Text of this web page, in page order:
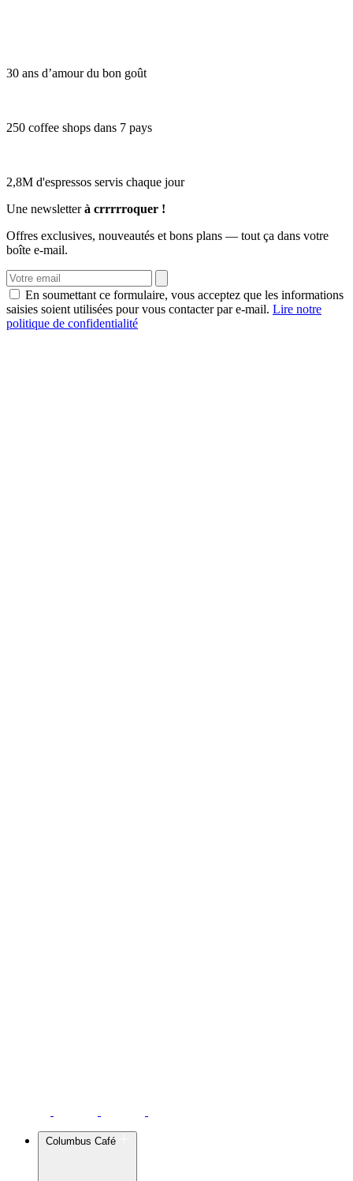
30 ans d’amour du bon goût
250 coffee shops dans 7 pays
2,8M d'espressos servis chaque jour
Une newsletterà crrrrroquer !
Offres exclusives, nouveautés et bons plans — tout ça dans votre
boîte e-mail.
En soumettant ce formulaire, vous acceptez que les informations
saisies soient utilisées pour vous contacter par e-mail. Lire notre
politique de confidentialité
Columbus Café